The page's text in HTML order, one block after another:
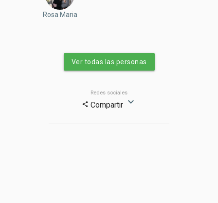
Rosa Maria
Ver todas las personas
Redes sociales
share Compartir expand_more